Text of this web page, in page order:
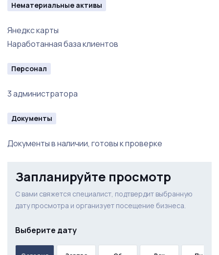
Нематериальные активы
Янедкс карты
Наработанная база клиентов
Персонал
3 администратора
Документы
Документы в наличии, готовы к проверке
Запланируйте просмотр
С вами свяжется специалист, подтвердит выбранную
дату просмотра и организует посещение бизнеса.
Выберите дату